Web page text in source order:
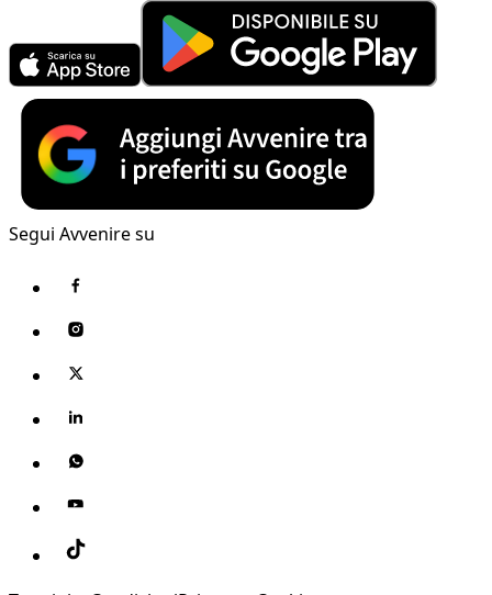
Segui Avvenire su